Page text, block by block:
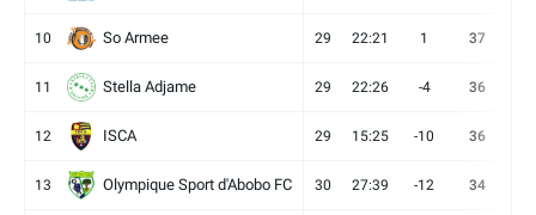
10 So Armee 29 22:21 1 37
11 Stella Adjame 29 22:26 -4 36
12 ISCA 29 15:25 -10 36
13 Olympique Sport d'Abobo FC 30 27:39 -12 34